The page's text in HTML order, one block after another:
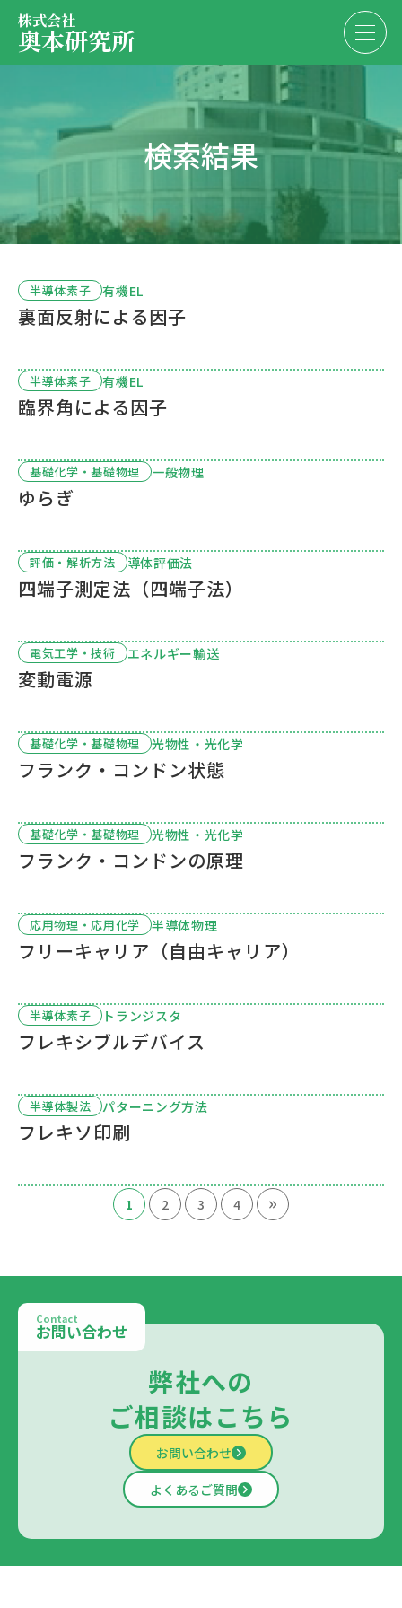
株式会社
奥本研究所
会社・決算情報
代表紹介
お問い合わせ
EN JP
お問い合わせ
検索結果
半導体素子 有機EL
裏面反射による因子
半導体素子 有機EL
臨界角による因子
基礎化学・基礎物理 一般物理
ゆらぎ
評価・解析方法 導体評価法
四端子測定法（四端子法）
電気工学・技術 エネルギー輸送
変動電源
基礎化学・基礎物理 光物性・光化学
フランク・コンドン状態
基礎化学・基礎物理 光物性・光化学
フランク・コンドンの原理
応用物理・応用化学 半導体物理
フリーキャリア（自由キャリア）
半導体素子 トランジスタ
フレキシブルデバイス
半導体製法 パターニング方法
フレキソ印刷
1 2 3 4 »
Contact
お問い合わせ
弊社への
ご相談はこちら
お問い合わせ
よくあるご質問